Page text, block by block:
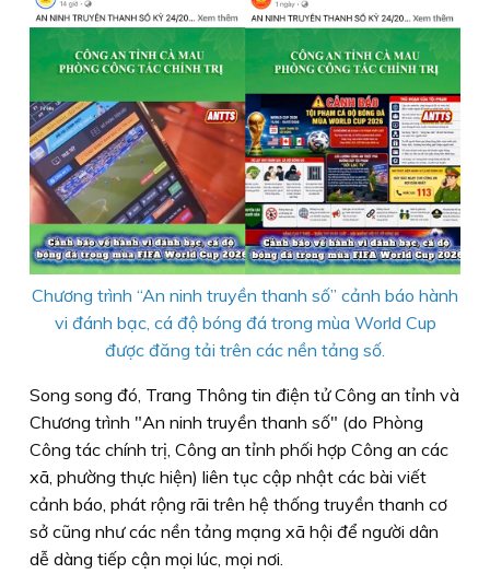
Chương trình “An ninh truyền thanh số” cảnh báo hành
vi đánh bạc, cá độ bóng đá trong mùa World Cup
được đăng tải trên các nền tảng số.
Song song đó, Trang Thông tin điện tử Công an tỉnh và
Chương trình "An ninh truyền thanh số" (do Phòng
Công tác chính trị, Công an tỉnh phối hợp Công an các
xã, phường thực hiện) liên tục cập nhật các bài viết
cảnh báo, phát rộng rãi trên hệ thống truyền thanh cơ
sở cũng như các nền tảng mạng xã hội để người dân
dễ dàng tiếp cận mọi lúc, mọi nơi.